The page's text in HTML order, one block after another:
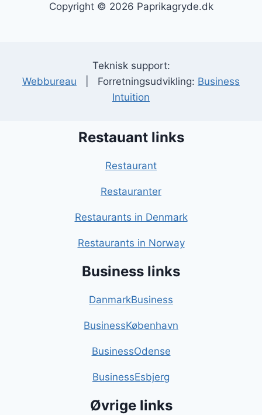
Copyright © 2026 Paprikagryde.dk
Teknisk support:
Webbureau | Forretningsudvikling: Business
Intuition
Restauant links
Restaurant
Restauranter
Restaurants in Denmark
Restaurants in Norway
Business links
DanmarkBusiness
BusinessKøbenhavn
BusinessOdense
BusinessEsbjerg
Øvrige links